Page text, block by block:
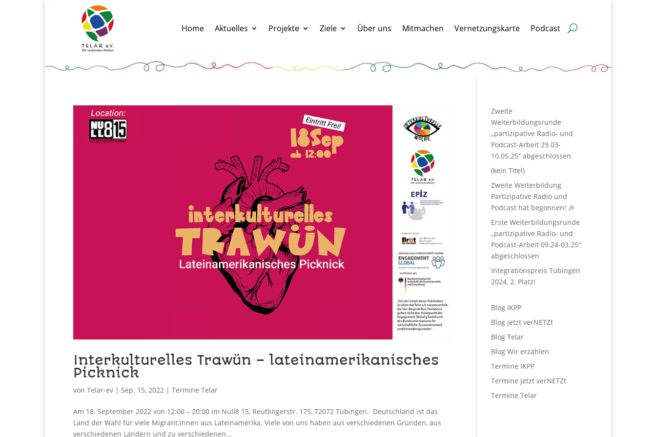
Home Aktuelles Projekte Ziele Über uns Mitmachen Vernetzungskarte Podcast
Interkulturelles Trawün – lateinamerikanisches
Picknick
von Telar-ev | Sep. 15, 2022 | Termine Telar
Am 18. September 2022 von 12:00 – 20:00 im Null8 15, Reutlingerstr. 175, 72072 Tübingen. Deutschland ist das
Land der Wahl für viele Migrant:innen aus Lateinamerika. Viele von uns haben aus verschiedenen Gründen, aus
verschiedenen Ländern und zu verschiedenen...
Zweite
Weiterbildungsrunde
„partizipative Radio- und
Podcast-Arbeit 29.03-
10.05.25“ abgeschlossen
(kein Titel)
Zweite Weiterbildung
Partizipative Radio und
Podcast hat begonnen! 🎉
Erste Weiterbildungsrunde
„partizipative Radio- und
Podcast-Arbeit 09.24-03.25“
abgeschlossen
Integrationspreis Tübingen
2024, 2. Platz!
Blog IKPP
Blog jetzt verNETZt
Blog Telar
Blog Wir erzählen
Termine IKPP
Termine jetzt verNETZt
Termine Telar